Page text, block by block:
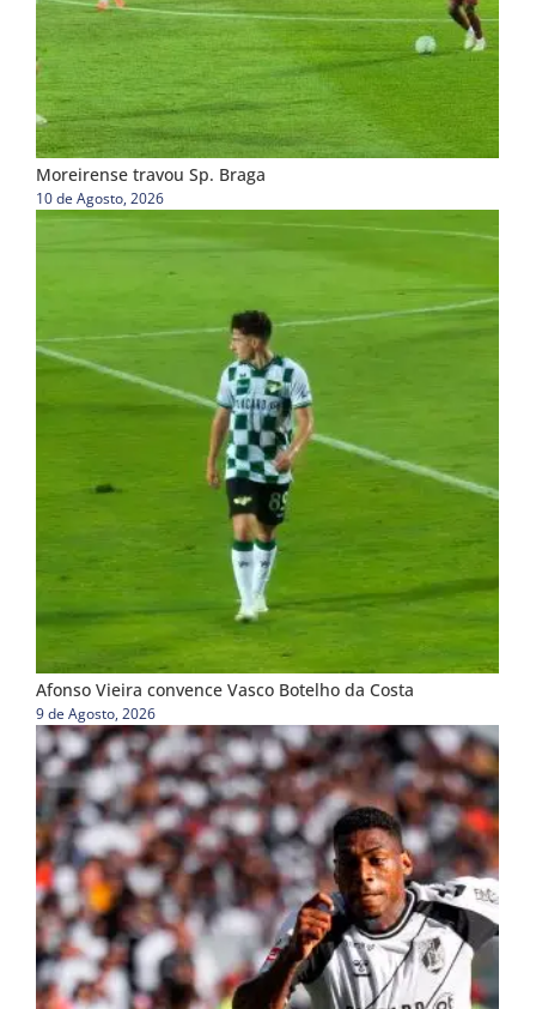
Moreirense travou Sp. Braga
10 de Agosto, 2026
Afonso Vieira convence Vasco Botelho da Costa
9 de Agosto, 2026